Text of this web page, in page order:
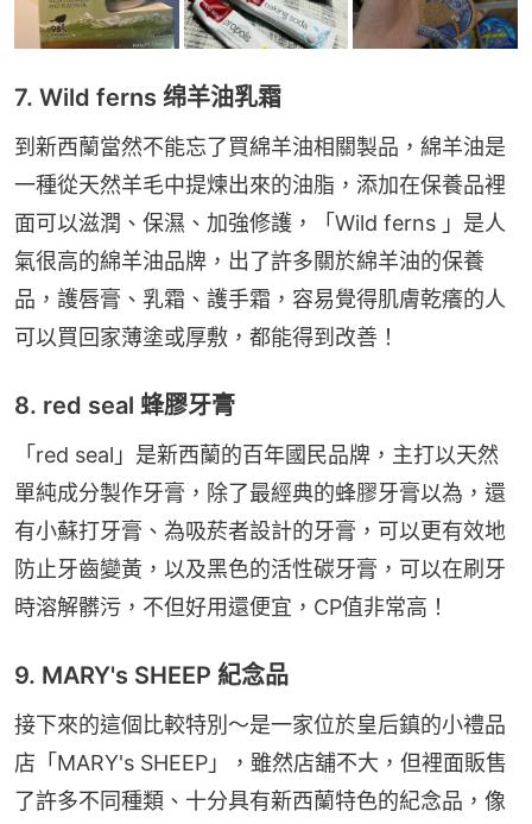
7. Wild ferns 绵羊油乳霜
到新西蘭當然不能忘了買綿羊油相關製品，綿羊油是
一種從天然羊毛中提煉出來的油脂，添加在保養品裡
面可以滋潤、保濕、加強修護，「Wild ferns 」是人
氣很高的綿羊油品牌，出了許多關於綿羊油的保養
品，護唇膏、乳霜、護手霜，容易覺得肌膚乾癢的人
可以買回家薄塗或厚敷，都能得到改善！
8. red seal 蜂膠牙膏
「red seal」是新西蘭的百年國民品牌，主打以天然
單純成分製作牙膏，除了最經典的蜂膠牙膏以為，還
有小蘇打牙膏、為吸菸者設計的牙膏，可以更有效地
防止牙齒變黃，以及黑色的活性碳牙膏，可以在刷牙
時溶解髒污，不但好用還便宜，CP值非常高！
9. MARY's SHEEP 紀念品
接下來的這個比較特別～是一家位於皇后鎮的小禮品
店「MARY's SHEEP」，雖然店舖不大，但裡面販售
了許多不同種類、十分具有新西蘭特色的紀念品，像